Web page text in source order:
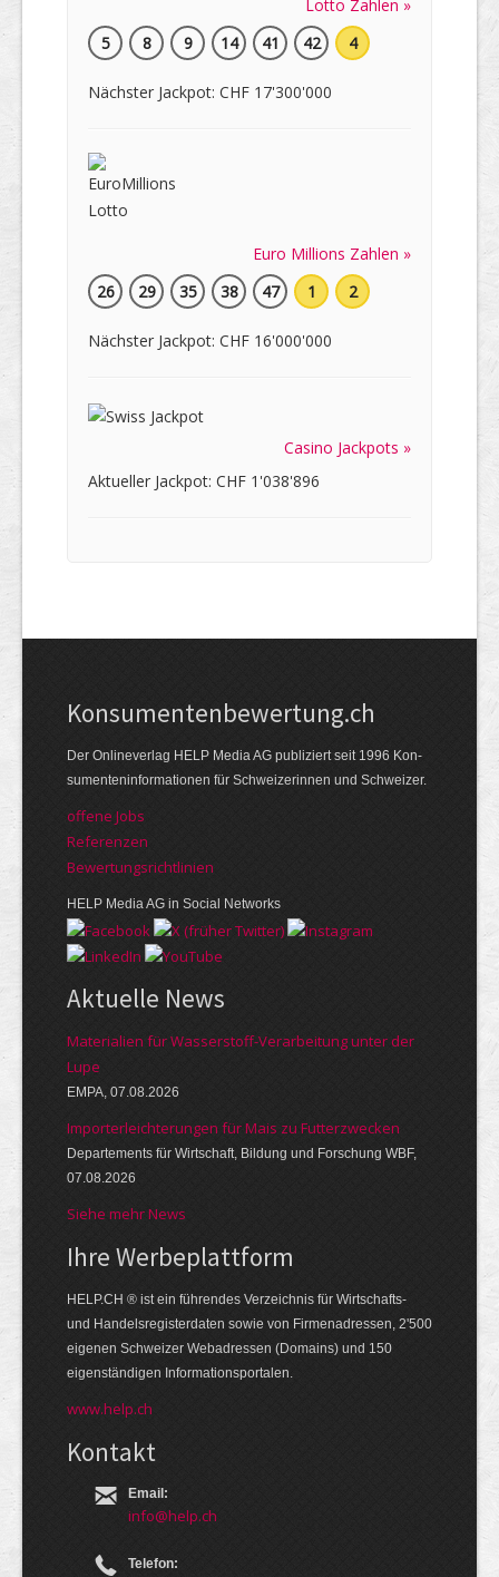
Lotto Zahlen »
5
8 9 14 41 42 4
Nächster Jackpot: CHF 17'300'000
Euro Millions Zahlen »
26
29 35 38 47 1 2
Nächster Jackpot: CHF 16'000'000
Casino Jackpots »
Aktueller Jackpot: CHF 1'038'896
Kon­su­menten­be­wer­tung.ch
Der Online­verlag HELP Media AG publi­ziert seit 1996 Kon­
su­menten­infor­mationen für Schwei­zerinnen und Schweizer.
offene Jobs
Referenzen
Bewer­tungs­richt­linien
HELP Media AG in Social Networks
Aktuelle News
Materialien für Wasserstoff-Verarbeitung unter der
Lupe
EMPA, 07.08.2026
Importerleichterungen für Mais zu Futterzwecken
Departements für Wirtschaft, Bildung und Forschung WBF,
07.08.2026
Siehe mehr News
Ihre Werbe­platt­form
HELP.CH ® ist ein führendes Ver­zeich­nis für Wirt­schafts-
und Handels­register­daten so­wie von Firmen­adressen, 2'500
eige­nen Schweizer Web­adressen (Domains) und 150
eigen­ständigen Infor­mations­por­talen.
www.help.ch
Kontakt
Email:
info@help.ch
Telefon: